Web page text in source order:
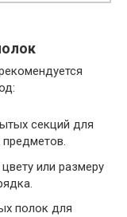
секций для
предметов.
или размеру
полок для